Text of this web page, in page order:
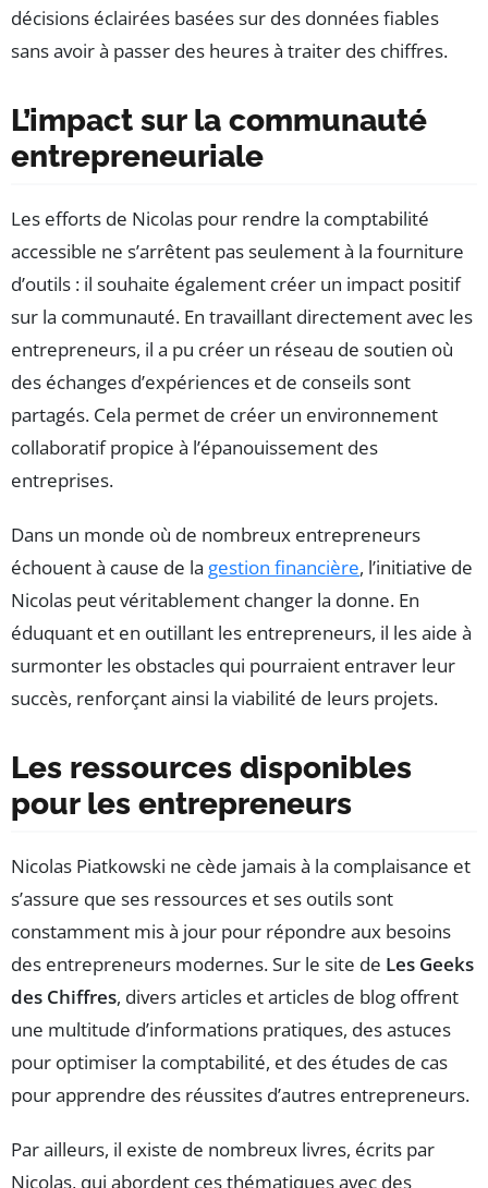
décisions éclairées basées sur des données fiables
sans avoir à passer des heures à traiter des chiffres.
L’impact sur la communauté
entrepreneuriale
Les efforts de Nicolas pour rendre la comptabilité
accessible ne s’arrêtent pas seulement à la fourniture
d’outils : il souhaite également créer un impact positif
sur la communauté. En travaillant directement avec les
entrepreneurs, il a pu créer un réseau de soutien où
des échanges d’expériences et de conseils sont
partagés. Cela permet de créer un environnement
collaboratif propice à l’épanouissement des
entreprises.
Dans un monde où de nombreux entrepreneurs
échouent à cause de la gestion financière, l’initiative de
Nicolas peut véritablement changer la donne. En
éduquant et en outillant les entrepreneurs, il les aide à
surmonter les obstacles qui pourraient entraver leur
succès, renforçant ainsi la viabilité de leurs projets.
Les ressources disponibles
pour les entrepreneurs
Nicolas Piatkowski ne cède jamais à la complaisance et
s’assure que ses ressources et ses outils sont
constamment mis à jour pour répondre aux besoins
des entrepreneurs modernes. Sur le site de Les Geeks
des Chiffres, divers articles et articles de blog offrent
une multitude d’informations pratiques, des astuces
pour optimiser la comptabilité, et des études de cas
pour apprendre des réussites d’autres entrepreneurs.
Par ailleurs, il existe de nombreux livres, écrits par
Nicolas, qui abordent ces thématiques avec des